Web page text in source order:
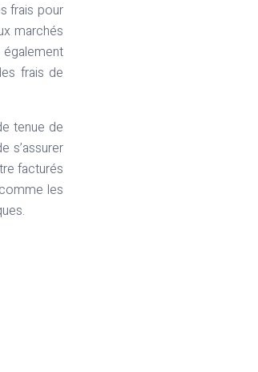
frais pour
marchés
frais de
tenue de
s’assurer
facturés
les